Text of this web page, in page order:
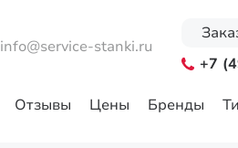
Отзывы Цены Бренды
info@service-stanki.ru
+7